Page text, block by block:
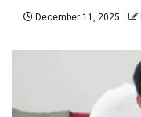
December 11, 2025